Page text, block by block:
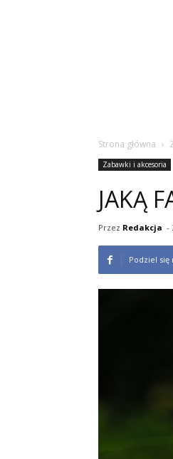
Strona główna
Zabawki i akcesoria
JAKĄ
Przez Redakcja -
Podziel się